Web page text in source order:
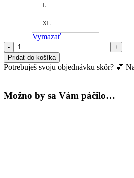
L
XL
Vymazať
množstvo
Nohavičky
Jane
-
Pridať do košíka
Potrebuješ svoju objednávku skôr? 💕
Možno by sa Vám páčilo…